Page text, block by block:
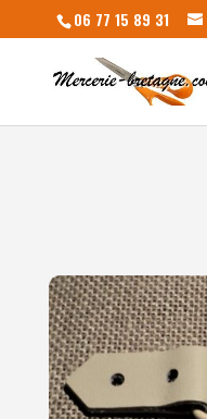
06 77 15 89 31